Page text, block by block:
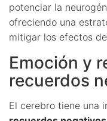
potenciar la
ofreciendo una
mitigar los efectos
Emoción y
recuerdos
El cerebro tiene una